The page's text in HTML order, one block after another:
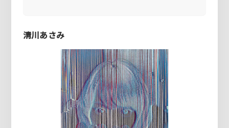
清川あさみ